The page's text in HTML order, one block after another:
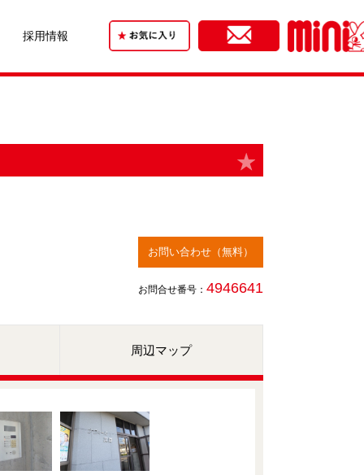
採用情報
お問い合わせ（無料）
お問合せ番号： 4946641
周辺マップ